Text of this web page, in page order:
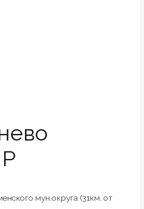
мун.округа (31км. oт